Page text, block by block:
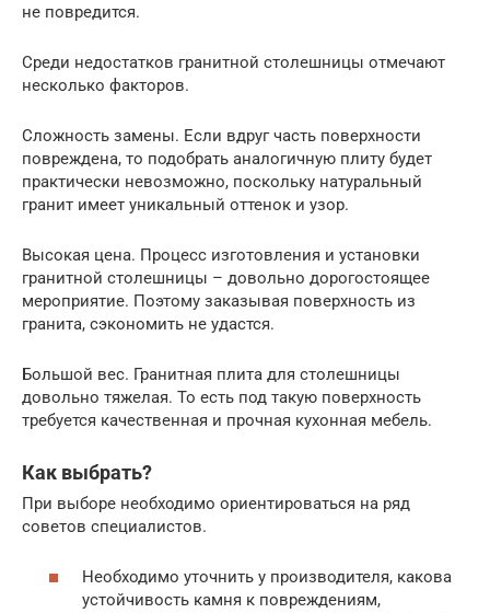
не повредится.
Среди недостатков гранитной столешницы отмечают
несколько факторов.
Сложность замены. Если вдруг часть поверхности
повреждена, то подобрать аналогичную плиту будет
практически невозможно, поскольку натуральный
гранит имеет уникальный оттенок и узор.
Высокая цена. Процесс изготовления и установки
гранитной столешницы – довольно дорогостоящее
мероприятие. Поэтому заказывая поверхность из
гранита, сэкономить не удастся.
Большой вес. Гранитная плита для столешницы
довольно тяжелая. То есть под такую поверхность
требуется качественная и прочная кухонная мебель.
Как выбрать?
При выборе необходимо ориентироваться на ряд
советов специалистов.
Необходимо уточнить у производителя, какова
устойчивость камня к повреждениям,